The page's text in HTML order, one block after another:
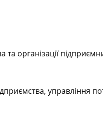
організації
управління